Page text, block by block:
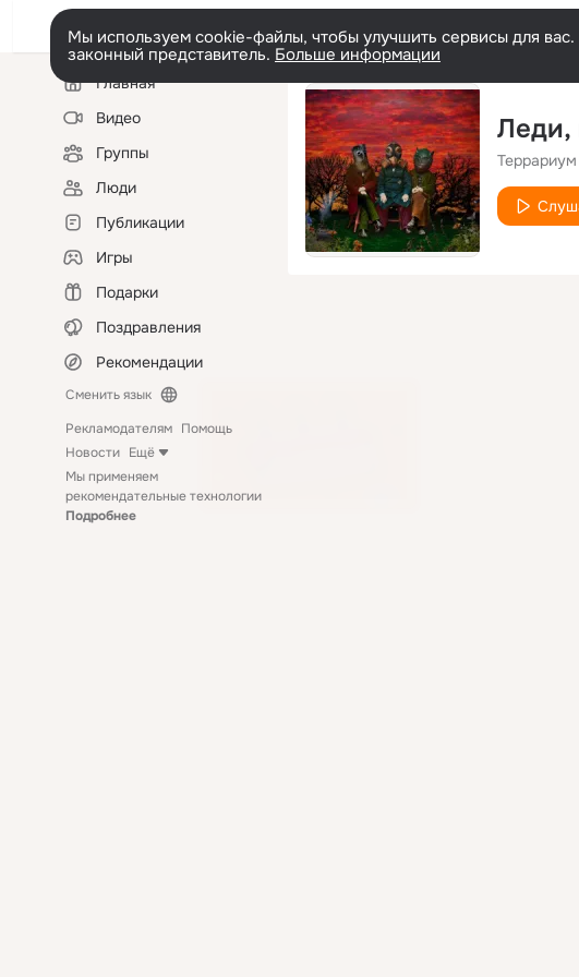
Мы используем cookie-файлы, чтобы улучшить сервисы для
законный представитель. Больше информации
Левая
колонкаГлавная
Видео
Группы
Люди
Публикации
Игры
Подарки
Поздравления
Рекомендации
Сменить язык
Рекламодателям Помощь
Новости Ещё
Мы применяем
рекомендательные технологии
Подробнее
Леди,
Террариум